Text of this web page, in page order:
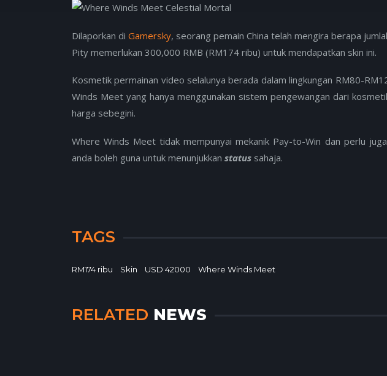
Dilaporkan di Gamersky, seorang pemain China telah mengira berapa
Pity memerlukan 300,000 RMB (RM174 ribu) untuk mendapatkan skin ini.
Kosmetik permainan video selalunya berada dalam lingkungan RM80-
Winds Meet yang hanya menggunakan sistem pengewangan dari
harga sebegini.
Where Winds Meet tidak mempunyai mekanik Pay-to-Win dan perlu
anda boleh guna untuk menunjukkan status sahaja.
TAGS
RM174 ribu Skin USD 42000 Where Winds Meet
RELATED NEWS